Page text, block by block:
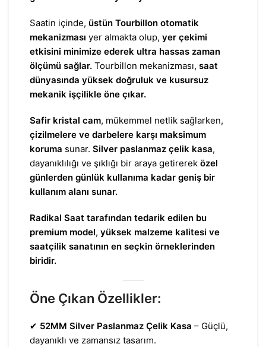
Saatin içinde, üstün Tourbillon otomatik
mekanizması yer almakta olup, yer çekimi
etkisini minimize ederek ultra hassas zaman
ölçümü sağlar. Tourbillon mekanizması, saat
dünyasında yüksek doğruluk ve kusursuz
mekanik işçilikle öne çıkar.
Safir kristal cam, mükemmel netlik sağlarken,
çizilmelere ve darbelere karşı maksimum
koruma sunar. Silver paslanmaz çelik kasa,
dayanıklılığı ve şıklığı bir araya getirerek özel
günlerden günlük kullanıma kadar geniş bir
kullanım alanı sunar.
Radikal Saat tarafından tedarik edilen bu
premium model, yüksek malzeme kalitesi ve
saatçilik sanatının en seçkin örneklerinden
biridir.
Öne Çıkan Özellikler:
✔ 52MM Silver Paslanmaz Çelik Kasa – Güçlü,
dayanıklı ve zamansız tasarım.